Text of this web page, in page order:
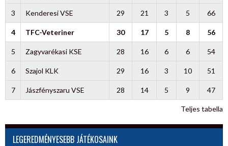
3 Kenderesi VSE 29 21 3 5 66
4 TFC-Veteriner 30 17 5 8 56
5 Zagyvarékasi KSE 28 16 6 6 54
6 Szajol KLK 29 16 3 10 51
7 Jászfényszaru VSE 28 14 5 9 47
Teljes tabella
LEGEREDMÉNYESEBB JÁTÉKOSAINK